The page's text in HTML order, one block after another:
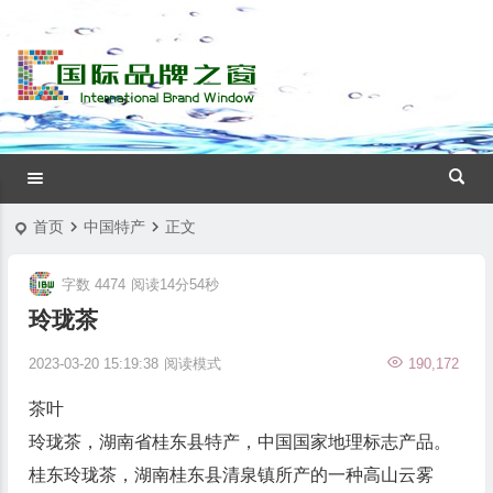
首页 中国特产 正文
玲珑茶
2023-03-20 15:19:38 190,172
字数 4474 阅读14分54秒
阅读模式
茶叶
玲珑茶， 湖南省桂东县特产，中国国家地理标志产品。
桂东玲珑茶，湖南桂东县清泉镇所产的一种高山云雾